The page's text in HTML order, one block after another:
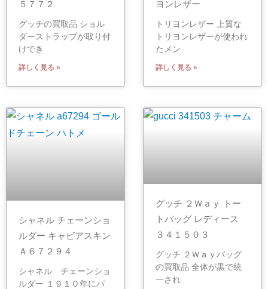
５７７２
グッチの買取品 ショル
ダーストラップが取り付
けでき
詳しく見る »
ヨンレザー
トリヨンレザー 上質な
トリヨンレザーが使われ
たメン
詳しく見る »
シャネル チェーンショ
ルダー キャビアスキン
Ａ６７２９４
シャネル チェーンショ
ルダー １９１０年にパ
グッチ ２Ｗａｙ トー
トバッグ レディース
３４１５０３
グッチ ２Ｗａｙバッグ
の買取品 全体が黒で統
一され